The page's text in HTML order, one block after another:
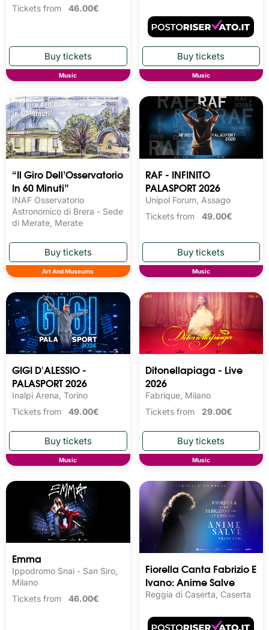
Tickets from 46.00€
Music Music
“Il Giro Dell’Osservatorio
In 60 Minuti”
INAF Osservatorio
Astronomico di Brera - Sede
di Merate, Merate
Art And Museums
RAF - INFINITO
PALASPORT 2026
Unipol Forum, Assago
Tickets from 49.00€
Music
GIGI D'ALESSIO -
PALASPORT 2026
Inalpi Arena, Torino
Tickets from 49.00€
Music
Ditonellapiaga - Live
2026
Fabrique, Milano
Tickets from 29.00€
Music
Emma
Ippodromo Snai - San Siro,
Milano
Tickets from 46.00€
Fiorella Canta Fabrizio E
Ivano: Anime Salve
Reggia di Caserta, Caserta